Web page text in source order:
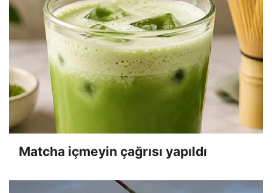
Matcha içmeyin çağrısı yapıldı